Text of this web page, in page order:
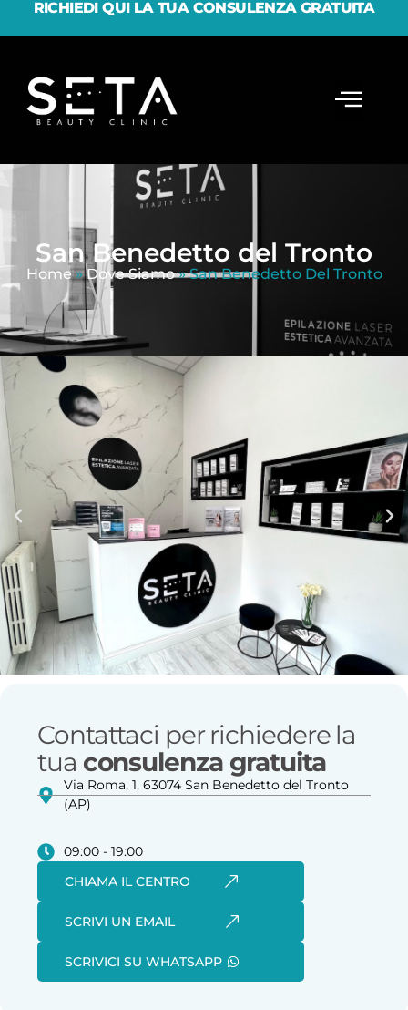
RICHIEDI QUI LA TUA CONSULENZA GRATUITA
San Benedetto del Tronto
Home»Dove Siamo»San Benedetto Del Tronto
Contattaci per richiedere la
tua consulenza gratuita
Via Roma, 1, 63074 San Benedetto del Tronto
(AP)
09:00 - 19:00
CHIAMA IL CENTRO
SCRIVI UN EMAIL
SCRIVICI SU WHATSAPP